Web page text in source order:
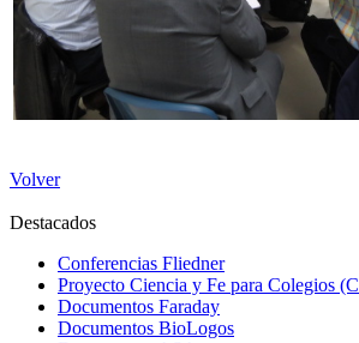
Volver
Destacados
Conferencias Fliedner
Proyecto Ciencia y Fe para Colegios
Documentos Faraday
Documentos BioLogos